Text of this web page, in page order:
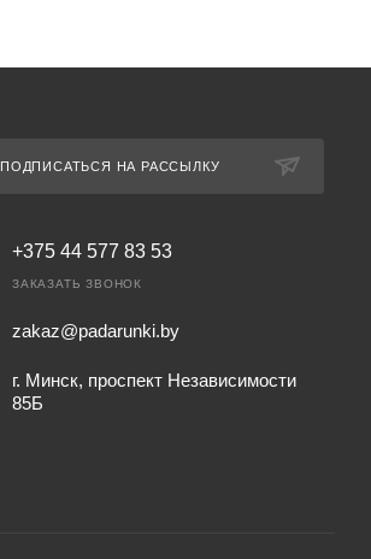
ПОДПИСАТЬСЯ НА РАССЫЛКУ
+375 44 577 83 53
ЗАКАЗАТЬ ЗВОНОК
zakaz@padarunki.by
г. Минск, проспект Независимости
85Б